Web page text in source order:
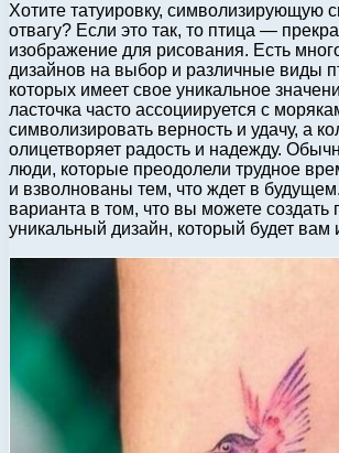
Хотите татуировку, символизирующую
отвагу? Если это так, то птица —
изображение для рисования. Есть
дизайнов на выбор и различные виды
которых имеет свое уникальное
ласточка часто ассоциируется с
символизировать верность и удачу, а
олицетворяет радость и надежду.
люди, которые преодолели трудное
и взволнованы тем, что ждет в
варианта в том, что вы можете создать
уникальный дизайн, который будет вам